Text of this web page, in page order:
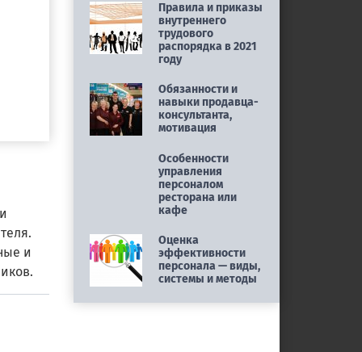
и
Правила и приказы
внутреннего
трудового
распорядка в 2021
году
Обязанности и
навыки продавца-
консультанта,
мотивация
Особенности
управления
персоналом
ресторана или
кафе
Оценка
эффективности
персонала — виды,
системы и методы